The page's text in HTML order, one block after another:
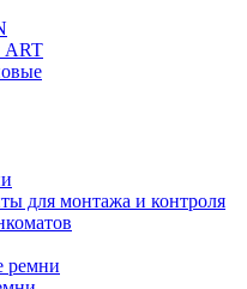
ART
для монтажа и контроля
ремни